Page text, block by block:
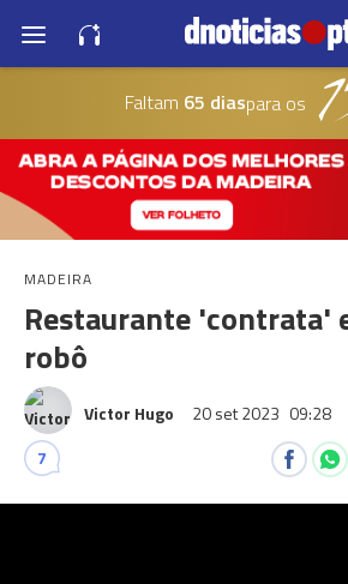
Faltam 65 diaspara os
MADEIRA
Restaurante 'contrata'
robô
Victor Hugo 20 set 2023 09:28
7